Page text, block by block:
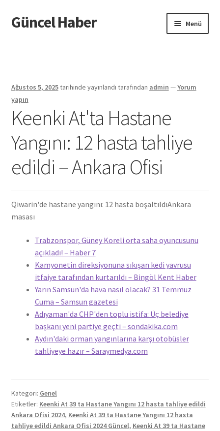
Dolaşıma
geç
İçeriğe
geç
Güncel Haber Menü
Ağustos 5, 2025tarihinde yayınlandı tarafından admin —Yorum
yapın
Keenki At'ta Hastane
Yangını: 12 hasta tahliye
edildi – Ankara Ofisi
Qiwarin'de hastane yangını: 12 hasta boşaltıldıAnkara
masası
Trabzonspor, Güney Koreli orta saha oyuncusunu
açıkladı! – Haber 7
Kamyonetin direksiyonuna sıkışan kedi yavrusu
itfaiye tarafından kurtarıldı – Bingöl Kent Haber
Yarın Samsun'da hava nasıl olacak? 31 Temmuz
Cuma – Samsun gazetesi
Adıyaman'da CHP'den toplu istifa: Üç belediye
başkanı yeni partiye geçti – sondakika.com
Aydın'daki orman yangınlarına karşı otobüsler
tahliyeye hazır – Saraymedya.com
Kategori: Genel
Etiketler: Keenki At 39 ta Hastane Yangını 12 hasta tahliye edildi
Ankara Ofisi 2024, Keenki At 39 ta Hastane Yangını 12 hasta
tahliye edildi Ankara Ofisi 2024 Güncel, Keenki At 39 ta Hastane